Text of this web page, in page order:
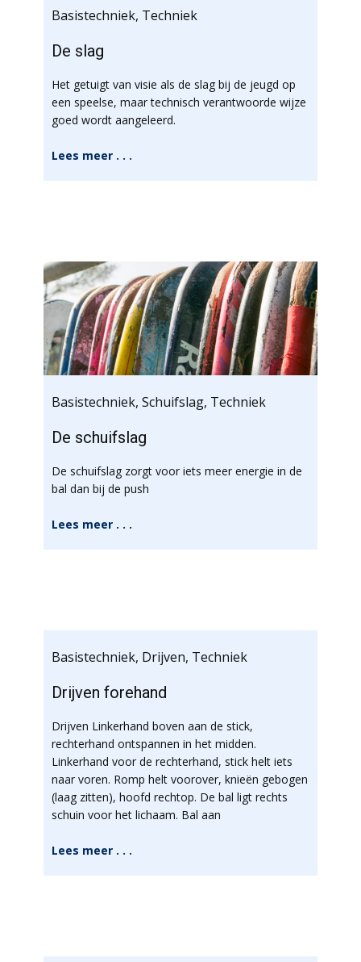
Basistechniek, Techniek
De slag
Het getuigt van visie als de slag bij de jeugd op
een speelse, maar technisch verantwoorde wijze
goed wordt aangeleerd.
Lees meer . . .
Basistechniek, Schuifslag, Techniek
De schuifslag
De schuifslag zorgt voor iets meer energie in de
bal dan bij de push
Lees meer . . .
Basistechniek, Drijven, Techniek
Drijven forehand
Drijven Linkerhand boven aan de stick,
rechterhand ontspannen in het midden.
Linkerhand voor de rechterhand, stick helt iets
naar voren. Romp helt voorover, knieën gebogen
(laag zitten), hoofd rechtop. De bal ligt rechts
schuin voor het lichaam. Bal aan
Lees meer . . .